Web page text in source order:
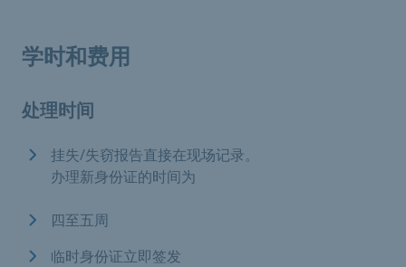
学时和费用
处理时间
挂失/失窃报告直接在现场记录。
办理新身份证的时间为
四至五周
临时身份证立即签发